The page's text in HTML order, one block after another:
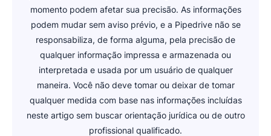
interna conforme a escalabilidade se torna
prioridade.
momento podem afetar sua precisão. As informações
podem mudar sem aviso prévio, e a Pipedrive não se
responsabiliza, de forma alguma, pela precisão de
qualquer informação impressa e armazenada ou
interpretada e usada por um usuário de qualquer
maneira. Você não deve tomar ou deixar de tomar
qualquer medida com base nas informações incluídas
neste artigo sem buscar orientação jurídica ou de outro
profissional qualificado.